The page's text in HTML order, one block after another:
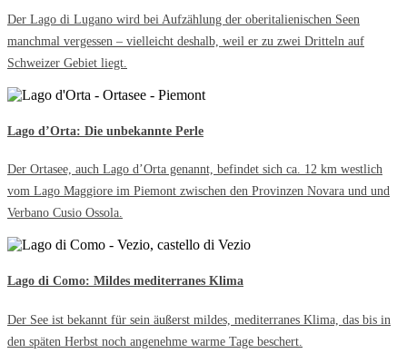
Der Lago di Lugano wird bei Aufzählung der oberitalienischen Seen
manchmal vergessen – vielleicht deshalb, weil er zu zwei Dritteln auf
Schweizer Gebiet liegt.
Lago d’Orta: Die unbekannte Perle
Der Ortasee, auch Lago d’Orta genannt, befindet sich ca. 12 km westlich
vom Lago Maggiore im Piemont zwischen den Provinzen Novara und und
Verbano Cusio Ossola.
Lago di Como: Mildes mediterranes Klima
Der See ist bekannt für sein äußerst mildes, mediterranes Klima, das bis in
den späten Herbst noch angenehme warme Tage beschert.